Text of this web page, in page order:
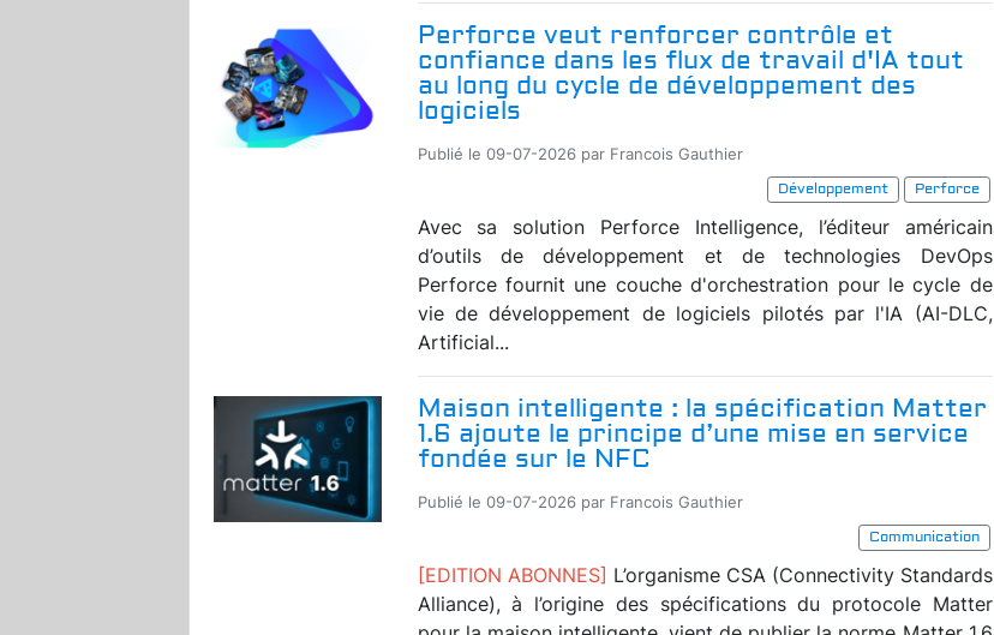
Perforce veut renforcer contrôle et
confiance dans les flux de travail d'IA tout
au long du cycle de développement des
logiciels
Publié le 09-07-2026 par Francois Gauthier
Développement
Perforce
Avec sa solution Perforce Intelligence, l’éditeur américain
d’outils de développement et de technologies DevOps
Perforce fournit une couche d'orchestration pour le cycle de
vie de développement de logiciels pilotés par l'IA (AI-DLC,
Artificial...
Maison intelligente : la spécification Matter
1.6 ajoute le principe d’une mise en service
fondée sur le NFC
Publié le 09-07-2026 par Francois Gauthier
Communication
[EDITION ABONNES] L’organisme CSA (Connectivity Standards
Alliance), à l’origine des spécifications du protocole Matter